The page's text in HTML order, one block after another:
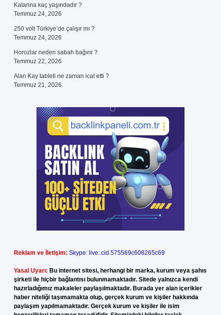
Katarina kaç yaşındadır ?
Temmuz 24, 2026
250 volt Türkiye’de çalışır mı ?
Temmuz 24, 2026
Horozlar neden sabah bağırır ?
Temmuz 22, 2026
Alan Kay tableti ne zaman icat etti ?
Temmuz 21, 2026
Reklam ve İletişim: Skype: live:.cid.575569c608265c69
Yasal Uyarı: Bu internet sitesi, herhangi bir marka, kurum veya şahıs
şirketi ile hiçbir bağlantısı bulunmamaktadır. Sitede yalnızca kendi
hazırladığımız makaleler paylaşılmaktadır. Burada yer alan içerikler
haber niteliği taşımamakta olup, gerçek kurum ve kişiler hakkında
paylaşım yapılmamaktadır. Gerçek kurum ve kişiler ile isim